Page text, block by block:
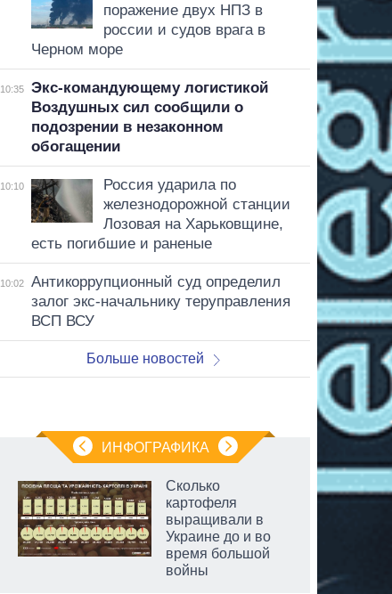
поражение двух НПЗ в
россии и судов врага в
Черном море
10:35
Экс-командующему логистикой
Воздушных сил сообщили о
подозрении в незаконном
обогащении
10:10
Россия ударила по
железнодорожной станции
Лозовая на Харьковщине,
есть погибшие и раненые
10:02
Антикоррупционный суд определил
залог экс-начальнику теруправления
ВСП ВСУ
Больше новостей
ИНФОГРАФИКА
Сколько
картофеля
выращивали в
Украине до и во
время большой
войны